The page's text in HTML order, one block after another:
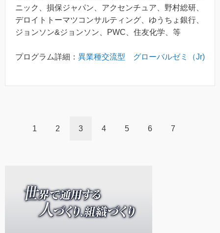
ニック、損保ジャパン、アクセンチュア、野村総研、
デロイトトーマツコンサルティング、ゆうちょ銀行、
ジョンソン&ジョンソン、PWC、住友化学、等
プログラム詳細： 異業種交流型 グローバルゼミ（Jr)
1 2 3 4 5 6 7